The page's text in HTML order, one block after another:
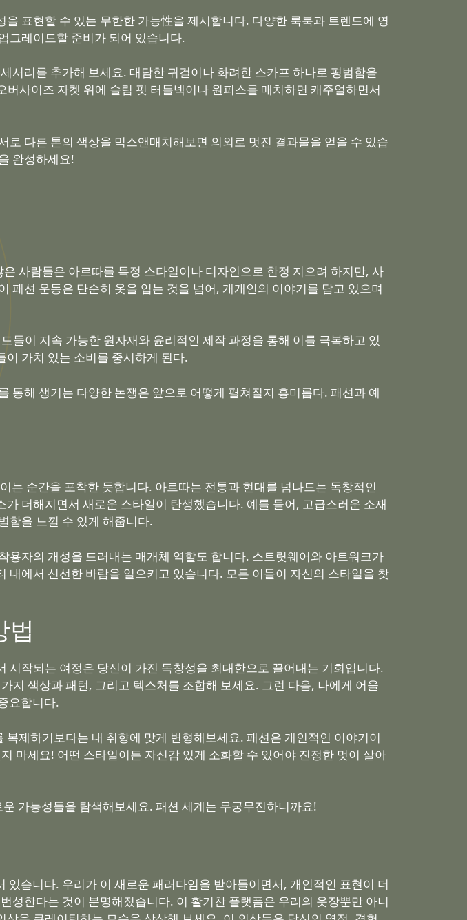
표현할 수 있는 무한한 가능性을 제시합니다. 다양한 룩북과 트렌드에 영
그레이드할 준비가 되어 있습니다.
서리를 추가해 보세요. 대담한 귀걸이나 화려한 스카프 하나로 평범함을
사이즈 자켓 위에 슬림 핏 터틀넥이나 원피스를 매치하면 캐주얼하면서
다른 톤의 색상을 믹스앤매치해보면 의외로 멋진 결과물을 얻을 수 있습
완성하세요!
사람들은 아르따를 특정 스타일이나 디자인으로 한정 지으려 하지만, 사
패션 운동은 단순히 옷을 입는 것을 넘어, 개개인의 이야기를 담고 있으며
들이 지속 가능한 원자재와 윤리적인 제작 과정을 통해 이를 극복하고 있
가치 있는 소비를 중시하게 된다.
통해 생기는 다양한 논쟁은 앞으로 어떻게 펼쳐질지 흥미롭다. 패션과 예
는 순간을 포착한 듯합니다. 아르따는 전통과 현대를 넘나드는 독창적인
더해지면서 새로운 스타일이 탄생했습니다. 예를 들어, 고급스러운 소재
함을 느낄 수 있게 해줍니다.
자의 개성을 드러내는 매개체 역할도 합니다. 스트릿웨어와 아트워크가
에서 신선한 바람을 일으키고 있습니다. 모든 이들이 자신의 스타일을 찾
법
작되는 여정은 당신이 가진 독창성을 최대한으로 끌어내는 기회입니다.
지 색상과 패턴, 그리고 텍스처를 조합해 보세요. 그런 다음, 나에게 어울
요합니다.
제하기보다는 내 취향에 맞게 변형해보세요. 패션은 개인적인 이야기이
마세요! 어떤 스타일이든 자신감 있게 소화할 수 있어야 진정한 멋이 살아
가능성들을 탐색해보세요. 패션 세계는 무궁무진하니까요!
습니다. 우리가 이 새로운 패러다임을 받아들이면서, 개인적인 표현이 더
성한다는 것이 분명해졌습니다. 이 활기찬 플랫폼은 우리의 옷장뿐만 아니